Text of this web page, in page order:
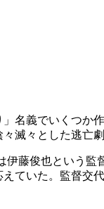
名義でいくつ
滅々とした逃亡
藤俊也という
ていた。監督